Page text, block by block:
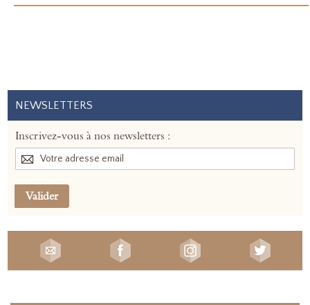
NEWSLETTERS
Inscrivez-vous à nos newsletters :
Valider